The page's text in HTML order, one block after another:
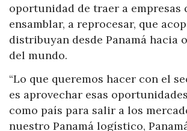
oportunidad de traer a empresas
ensamblar, a reprocesar, que
distribuyan desde Panamá hacia
del mundo.
“Lo que queremos hacer con el
es aprovechar esas
como país para salir a los
nuestro Panamá logístico,